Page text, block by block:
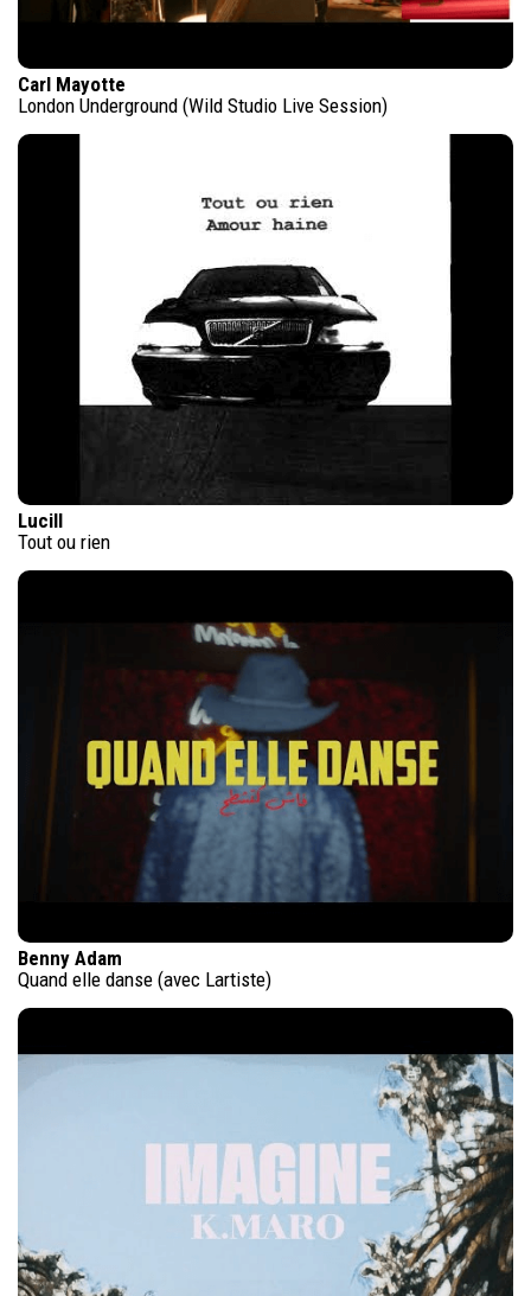
Carl Mayotte
London Underground (Wild Studio Live Session)
Lucill
Tout ou rien
Benny Adam
Quand elle danse (avec Lartiste)